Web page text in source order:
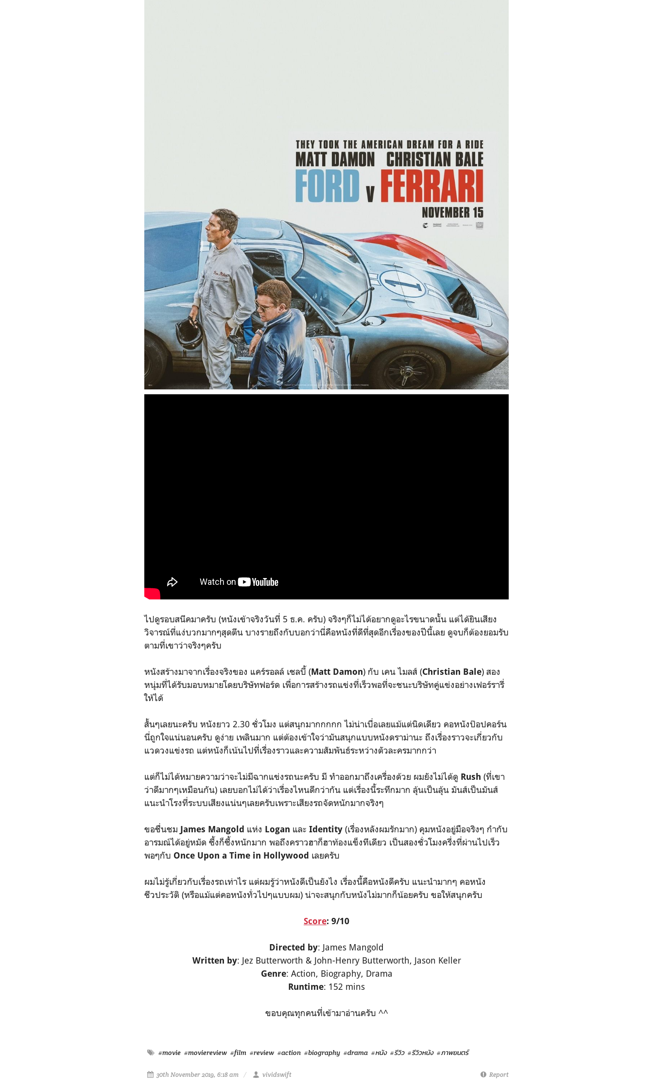
ไปดูรอบสนีคมาครับ (หนังเข้าจริงวันที่ 5 ธ.ค. ครับ) จริงๆก็ไม่ได้อยากดูอะไรขนาดนั้น แต่ได้ยินเสียง
วิจารณ์ที่แง่บวกมากๆสุดตีน บางรายถึงกับบอกว่านี่คือหนังที่ดีที่สุดอีกเรื่องของปีนี้เลย ดูจบก็ต้องยอมรับ
ตามที่เขาว่าจริงๆครับ
หนังสร้างมาจากเรื่องจริงของ แคร์รอลล์ เชลบี้ (Matt Damon) กับ เคน ไมลส์ (Christian Bale) สอง
หนุ่มที่ได้รับมอบหมายโดยบริษัทฟอร์ด เพื่อการสร้างรถแข่งที่เร็วพอที่จะชนะบริษัทคู่แข่งอย่างเฟอร์รารี่
ให้ได้
สั้นๆเลยนะครับ หนังยาว 2.30 ชั่วโมง แต่สนุกมากกกกก ไม่น่าเบื่อเลยแม้แต่นิดเดียว คอหนังป๊อปคอร์น
นี่ถูกใจแน่นอนครับ ดูง่าย เพลินมาก แต่ต้องเข้าใจว่ามันสนุกแบบหนังดราม่านะ ถึงเรื่องราวจะเกี่ยวกับ
แวดวงแข่งรถ แต่หนังก็เน้นไปที่เรื่องราวและความสัมพันธ์ระหว่างตัวละครมากกว่า
แต่ก็ไม่ได้หมายความว่าจะไม่มีฉากแข่งรถนะครับ มี ทำออกมาถึงเครื่องด้วย ผมยังไม่ได้ดู Rush (ที่เขา
ว่าดีมากๆเหมือนกัน) เลยบอกไม่ได้ว่าเรื่องไหนดีกว่ากัน แต่เรื่องนี้ระทึกมาก ลุ้นเป็นลุ้น มันส์เป็นมันส์
แนะนำโรงที่ระบบเสียงแน่นๆเลยครับเพราะเสียงรถจัดหนักมากจริงๆ
ขอชื่นชม James Mangold แห่ง Logan และ Identity (เรื่องหลังผมรักมาก) คุมหนังอยู่มือจริงๆ กำกับ
อารมณ์ได้อยู่หมัด ซึ้งก็ซึ้งหนักมาก พอถึงคราวฮาก็ฮาท้องแข็งทีเดียว เป็นสองชั่วโมงครึ่งที่ผ่านไปเร็ว
พอๆกับ Once Upon a Time in Hollywood เลยครับ
ผมไม่รู้เกี่ยวกับเรื่องรถเท่าไร แต่ผมรู้ว่าหนังดีเป็นยังไง เรื่องนี้คือหนังดีครับ แนะนำมากๆ คอหนัง
ชีวประวัติ (หรือแม้แต่คอหนังทั่วไปๆแบบผม) น่าจะสนุกกับหนังไม่มากก็น้อยครับ ขอให้สนุกครับ
Score: 9/10
Directed by: James Mangold
Written by: Jez Butterworth & John-Henry Butterworth, Jason Keller
Genre: Action, Biography, Drama
Runtime: 152 mins
ขอบคุณทุกคนที่เข้ามาอ่านครับ ^^
#movie #moviereview #film #review #action #biography #drama #หนัง #รีวิว #รีวิวหนัง #ภาพยนตร์
30th November 2019, 6:18 am vividswift Report